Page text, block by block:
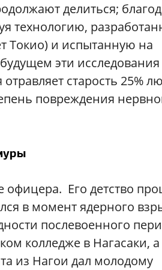
делиться;
технологию,
Токио) и испытанную на
эти исследования
старость 25%
повреждения
офицера. Его детство
в момент ядерного
послевоенного
колледже в Нагасаки, а
из Нагои дал молодому